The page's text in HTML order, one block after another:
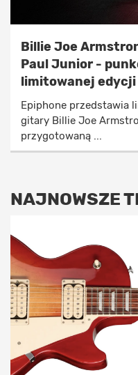
Billie Joe
Paul Junior -
limitowanej edycji
Epiphone przedstawia
gitary Billie Joe
przygotowaną ...
NAJNOWSZE